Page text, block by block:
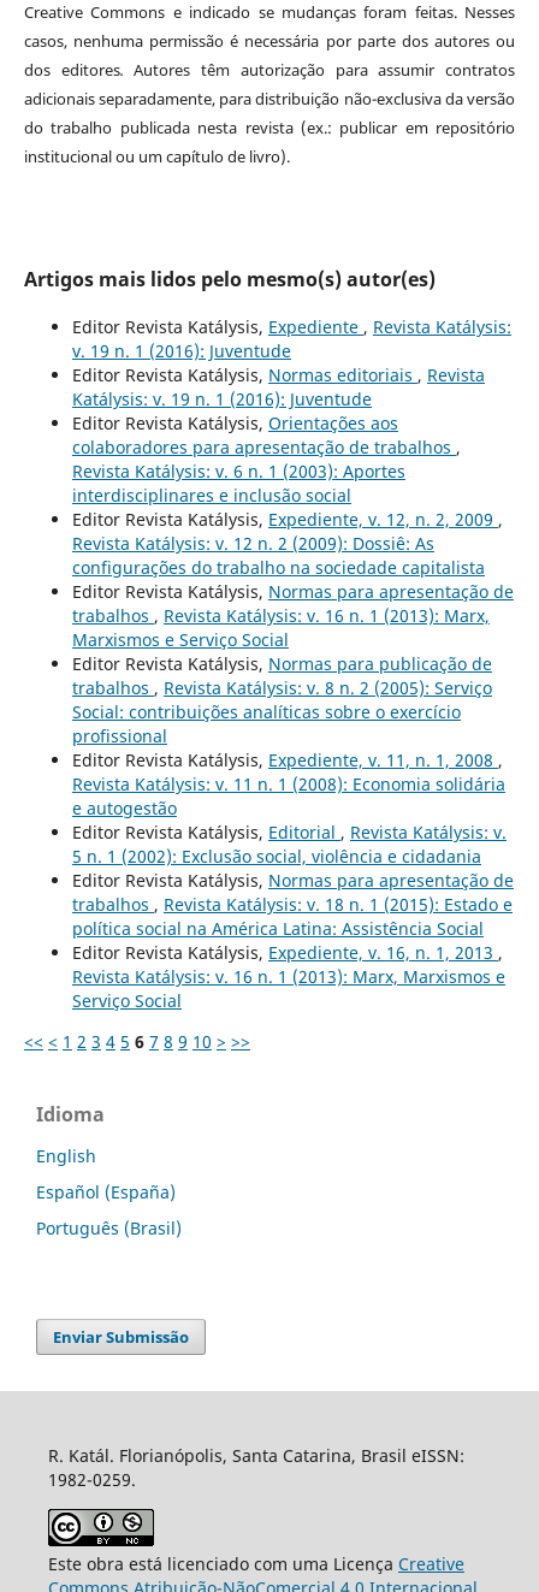
Creative Commons e indicado se mudanças foram feitas. Nesses
casos, nenhuma permissão é necessária por parte dos autores ou
dos editores.Autores têm autorização para assumir contratos
adicionais separadamente, para distribuição não-exclusiva da versão
do trabalho publicada nesta revista (ex.: publicar em repositório
institucional ou um capítulo de livro).
Artigos mais lidos pelo mesmo(s) autor(es)
Editor Revista Katálysis, Expediente , Revista Katálysis:
v. 19 n. 1 (2016): Juventude
Editor Revista Katálysis, Normas editoriais , Revista
Katálysis: v. 19 n. 1 (2016): Juventude
Editor Revista Katálysis, Orientações aos
colaboradores para apresentação de trabalhos ,
Revista Katálysis: v. 6 n. 1 (2003): Aportes
interdisciplinares e inclusão social
Editor Revista Katálysis, Expediente, v. 12, n. 2, 2009 ,
Revista Katálysis: v. 12 n. 2 (2009): Dossiê: As
configurações do trabalho na sociedade capitalista
Editor Revista Katálysis, Normas para apresentação de
trabalhos , Revista Katálysis: v. 16 n. 1 (2013): Marx,
Marxismos e Serviço Social
Editor Revista Katálysis, Normas para publicação de
trabalhos , Revista Katálysis: v. 8 n. 2 (2005): Serviço
Social: contribuições analíticas sobre o exercício
profissional
Editor Revista Katálysis, Expediente, v. 11, n. 1, 2008 ,
Revista Katálysis: v. 11 n. 1 (2008): Economia solidária
e autogestão
Editor Revista Katálysis, Editorial , Revista Katálysis: v.
5 n. 1 (2002): Exclusão social, violência e cidadania
Editor Revista Katálysis, Normas para apresentação de
trabalhos , Revista Katálysis: v. 18 n. 1 (2015): Estado e
política social na América Latina: Assistência Social
Editor Revista Katálysis, Expediente, v. 16, n. 1, 2013 ,
Revista Katálysis: v. 16 n. 1 (2013): Marx, Marxismos e
Serviço Social
<< < 1 2 3 4 5 6 7 8 9 10 > >>
Idioma
English
Español (España)
Português (Brasil)
Enviar Submissão
R. Katál. Florianópolis, Santa Catarina, Brasil eISSN:
1982-0259.
Este obra está licenciado com uma Licença Creative